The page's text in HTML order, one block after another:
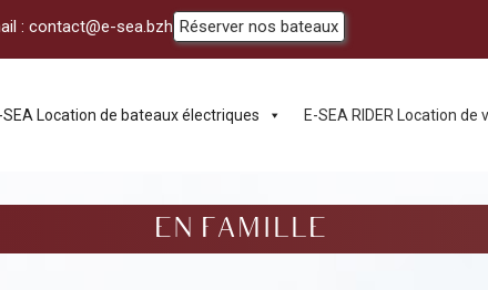
:contact@e-sea.bzh Réserver nos bateaux
SEA Location de bateaux électriques E-SEA RIDER Location
EN FAMILLE